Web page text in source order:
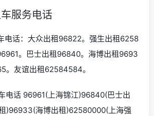
服务电话
电话：大众出租96822。强生出租6258
。巴士出租96840。海博出租9693
。友谊出租62584584。
电话 96961(上海锦江)96840(巴士出
)96933(海博出租)62580000(上海强